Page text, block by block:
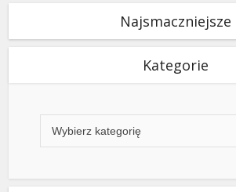
Najsmaczniejsze
Kategorie